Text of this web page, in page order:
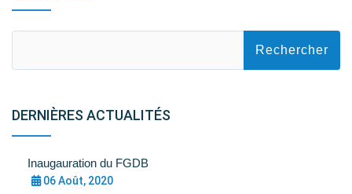
DERNIÈRES ACTUALITÉS
Inaugauration du FGDB
06 Août, 2020